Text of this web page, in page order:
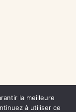
la meilleure
à utiliser ce